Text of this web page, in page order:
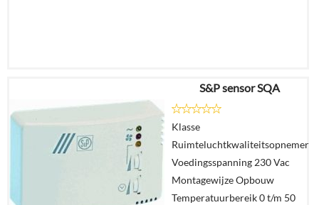
€57,84
In
winkelmand
S&P sensor SQA
Klasse
Ruimteluchtkwaliteitsopnemer
Voedingsspanning 230 Vac
Montagewijze Opbouw
Temperatuurbereik 0 t/m 50